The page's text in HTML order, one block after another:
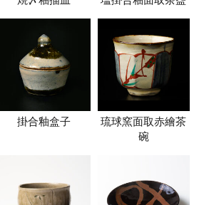
掛合釉盒子
琉球窯面取赤繪茶
碗